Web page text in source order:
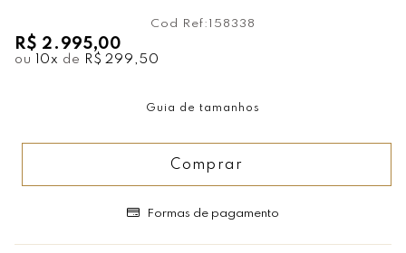
Cod Ref: 158338
R$ 2.995,00
ou 10x de R$ 299,50
Guia de tamanhos
Comprar
Formas de pagamento